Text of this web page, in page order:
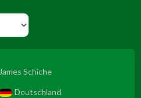
James Schiche
Deutschland